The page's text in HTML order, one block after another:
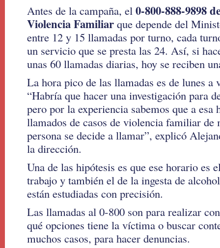
Antes de la campaña, el 0-800-888-9898
Violencia Familiar que depende del
entre 12 y 15 llamadas por turno, cada
un servicio que se presta las 24. Así, si
unas 60 llamadas diarias, hoy se reciben
La hora pico de las llamadas es de lunes a
“Habría que hacer una investigación para
pero por la experiencia sabemos que a esa
llamados de casos de violencia familiar de
persona se decide a llamar”, explicó
la dirección.
Una de las hipótesis es que ese horario es
trabajo y también el de la ingesta de
están estudiadas con precisión.
Las llamadas al 0-800 son para realizar
qué opciones tiene la víctima o buscar
muchos casos, para hacer denuncias.